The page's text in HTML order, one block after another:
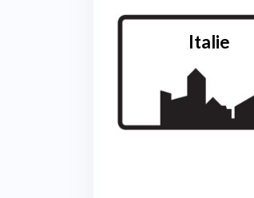
Italie